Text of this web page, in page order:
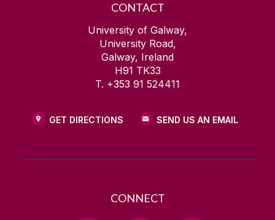
CONTACT
University of Galway,
University Road,
Galway, Ireland
H91 TK33
T. +353 91 524411
GET DIRECTIONS SEND US AN EMAIL
CONNECT